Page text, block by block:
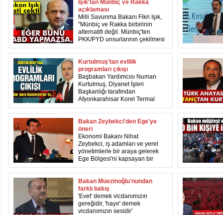
gibi bir yönetime sahip
olabilirdik” dedi.
Işık'tan Münbiç ve Rakka
açıklaması
Milli Savunma Bakanı Fikri Işık,
''Münbiç ve Rakka birbirinin
alternatifi değil. Münbiç'ten
PKK/PYD unsurlarının çekilmesi
konusunda ABD'nin Türkiye'ye
taahhüdü var. Eğer bunu ABD
yapmazsa Türkiye operasyonu
mutlaka değerlendirecektir''
dedi.
Kurtulmuş’tan evlilik
programları çıkışı
Başbakan Yardımcısı Numan
Kurtulmuş, Diyanet İşleri
Başkanlığı tarafından
Afyonkarahisar Korel Termal
Otel’de düzenlenen 2’nci İlçe
Müftüleri İstişare Toplantısı’nda
konuştu.
Bakan Zeybekci'den Ege'ye
öneri
Ekonomi Bakanı Nihat
Zeybekci, iş adamları ve yerel
yönetimlerle bir araya gelerek
Ege Bölgesi'ni kapsayan bir
EXPO yapılabileceğini, İzmir'in
ise serbest bölgeler kenti olacak
şekilde yeniden
planlanabileceğini söyledi.
Bakan Müezinoğlu'nundan
farklı bakış
'Evet' demek vicdanımızın
gereğidir, 'hayır' demek
vicdanımızın sesidir'